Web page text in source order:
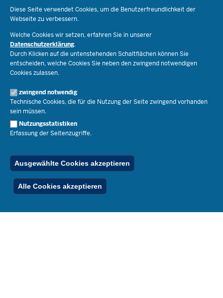
Diese Seite verwendet Cookies, um die Benutzerfreundlichkeit der
Webseite zu verbessern.
Welche Cookies wir setzen, erfahren Sie in unserer
Datenschutzerklärung.
Durch Klicken auf die untenstehenden Schaltflächen können Sie
entscheiden, welche Cookies Sie neben den zwingend notwendigen
Cookies zulassen.
zwingend notwendig
Technische Cookies, die für die Nutzung der Seite zwingend vorhanden
sein müssen.
Nutzungsstatistiken
Erfassung der Seitenzugriffe.
Ausgewählte Cookies akzeptieren
Alle Cookies akzeptieren
Bildungsthemen
Lehrkräfte
Recht
Schulleben
Ministerium
Ministerin Dorothee Feller
Staatssekretär Dr. Urban Mauer
Open Government
Bibliothek
Veranstaltungen
Geschäftsbereich
Presse
Pressefotos
Social Media
Pressekontakt
Service
Schule(n) suchen
Kontakt
Der Weg zu uns
Publikationen
RSS-Feed
Ferienordnung
Spezialangebote
© 2026 Bildungsportal NRW
Below
Footer
Menu
Inhalt Impressum Datenschutz